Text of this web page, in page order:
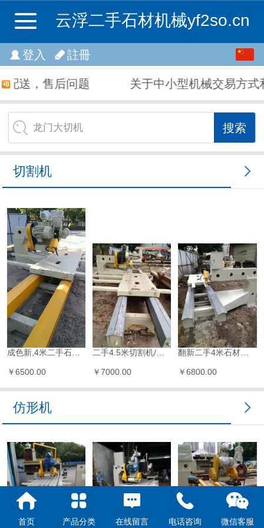
云浮二手石材机械yf2so.cn
登入 註冊
中文
English
配送，售后问题 关于中小型机械交易方式
龙门大切机
切割机
成色新,4米二手石材切割机,带电动升降出入,二手石材切边机 油浸轨道
￥6500.00
二手4.5米切割机/石材切边机倒角机土炮
￥7000.00
翻新二手4米石材切割机切边机倒角机
￥6800.00
仿形机
首页 产品分类 在线留言 电话咨询 微信客服